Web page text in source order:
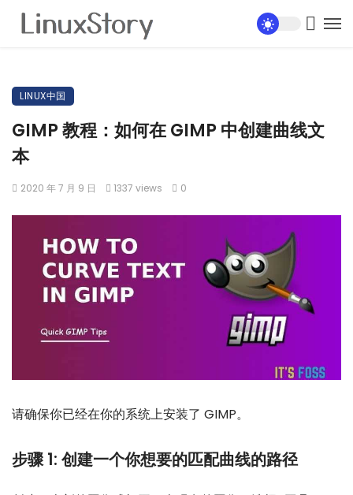
LINUX中国
GIMP 教程：如何在 GIMP 中创建曲线文
本
2020 年 7 月 9 日 1337 views 0
请确保你已经在你的系统上安装了 GIMP。
步骤 1: 创建一个你想要的匹配曲线的路径